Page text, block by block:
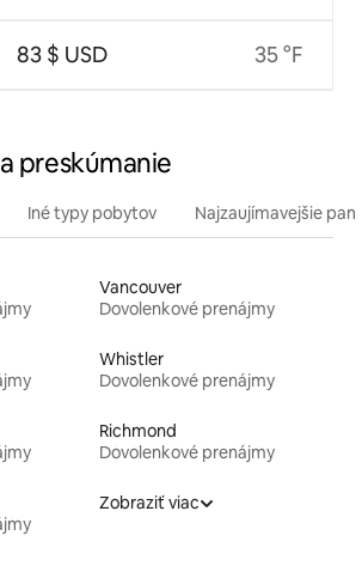
83 $ USD 35 °F
preskúmanie
Iné typy pobytov Najzaujímavejšie
Vancouver
Dovolenkové prenájmy
Whistler
Dovolenkové prenájmy
Richmond
Dovolenkové prenájmy
Zobraziť viac